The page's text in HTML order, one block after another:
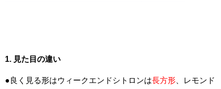
1. 見た目の違い
●良く見る形はウィークエンドシトロンは長方形 、レモンド